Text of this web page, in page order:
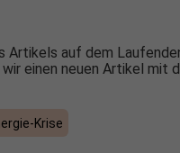
Artikels auf dem
einen neuen Artikel mit
Krise